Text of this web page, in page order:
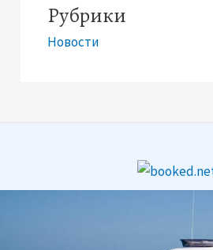
Рубрики
Новости